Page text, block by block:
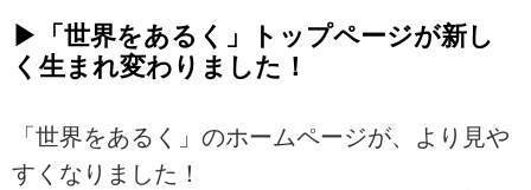
▶「世界をあるく」トップページが新し
く生まれ変わりました！
「世界をあるく」のホームページが、より見や
すくなりました！